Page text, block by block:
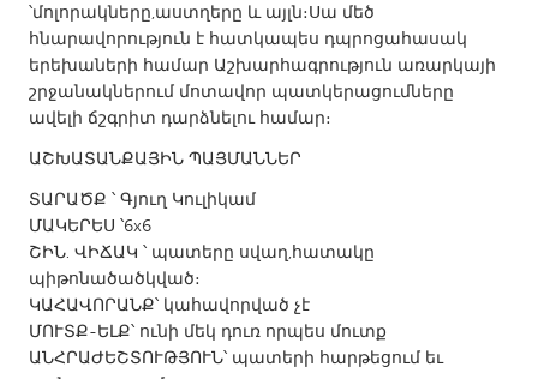
Kuala Lumpur
NETHERLANDS
Leiden
Rotterdam
Utrecht
QATAR
Qatar
SINGAPORE
՝մոլորակները,աստղերը և այլն։Սա մեծ
հնարավորություն է հատկապես դպրոցահասակ
երեխաների համար Աշխարհագրություն առարկայի
շրջանակներում մոտավոր պատկերացումները
ավելի ճշգրիտ դարձնելու համար։
ԱՇԽԱՏԱՆՔԱՅԻՆ ՊԱՅՄԱՆՆԵՐ
ՏԱՐԱԾՔ ՝ Գյուղ Կուլիկամ
ՄԱԿԵՐԵՍ ՝6x6
ՇԻՆ․ ՎԻՃԱԿ ՝ պատերը սվաղ,հատակը
պիթոնածածկված։
ԿԱՀԱՎՈՐԱՆՔ՝ կահավորված չէ
ՄՈՒՏՔ-ԵԼՔ՝ ունի մեկ դուռ որպես մուտք
ԱՆՀՐԱԺԵՇՏՈՒԹՅՈՒՆ՝ պատերի հարթեցում եւ